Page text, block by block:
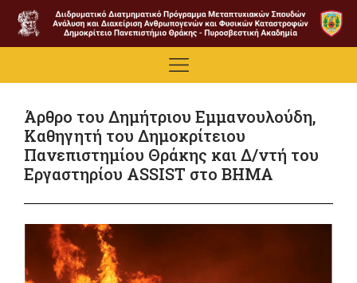
Άρθρο του Δημήτριου Εμμανουλούδη,
Καθηγητή του Δημοκρίτειου
Πανεπιστημίου Θράκης και Δ/ντή του
Εργαστηρίου ASSIST στο ΒΗΜΑ